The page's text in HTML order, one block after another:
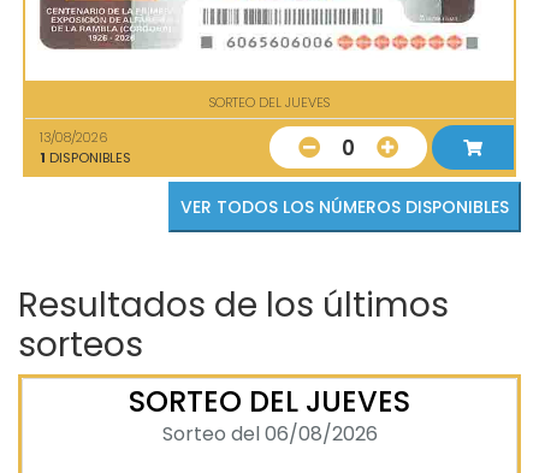
SORTEO DEL JUEVES
13/08/2026
1 DISPONIBLES 0
VER TODOS LOS NÚMEROS DISPONIBLES
Resultados de los últimos
sorteos
SORTEO DEL JUEVES
Sorteo del 06/08/2026